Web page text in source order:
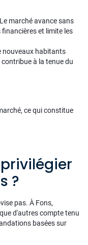
Le marché avance sans
et limite les
nouveaux habitants
à la tenue du
ce qui constitue
?
pas. À Fons,
d'autres compte tenu
basées sur